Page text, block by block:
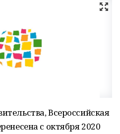
Всероссийская
с октября 2020